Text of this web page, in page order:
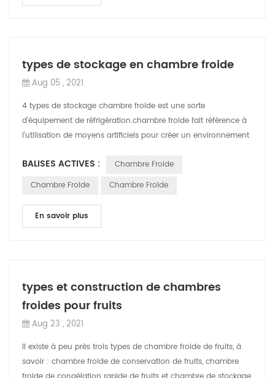
types de stockage en chambre froide
Aug 05 , 2021
4 types de stockage chambre froide est une sorte
d'équipement de réfrigération.chambre froide fait référence à
l'utilisation de moyens artificiels pour créer un environnement
BALISES ACTIVES :
Chambre Froide
Chambre Froide
Chambre Froide
En savoir plus
types et construction de chambres
froides pour fruits
Aug 23 , 2021
il existe à peu près trois types de chambre froide de fruits, à
savoir : chambre froide de conservation de fruits, chambre